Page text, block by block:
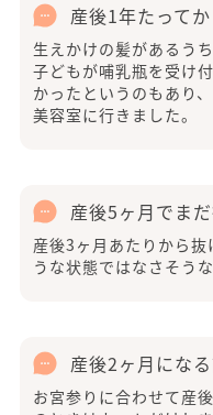
産後1年たってか
生えかけの髪があるう
子どもが哺乳瓶を受け
かったというのもあり
美容室に行きました。
産後5ヶ月でま
産後3ヶ月あたりから
うな状態ではなさそう
産後2ヶ月にな
お宮参りに合わせて産